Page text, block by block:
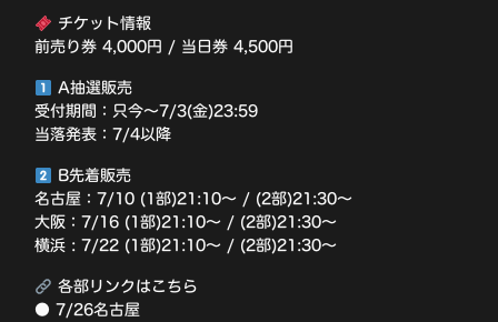
チケット情報
前売り券 4,000円 / 当日券 4,500円
A抽選販売
受付期間：只今〜7/3(金)23:59
当落発表：7/4以降
B先着販売
名古屋：7/10 (1部)21:10〜 / (2部)21:30〜
大阪：7/16 (1部)21:10〜 / (2部)21:30〜
横浜 : 7/22 (1部)21:10〜 / (2部)21:30〜
各部リンクはこちら
● 7/26名古屋